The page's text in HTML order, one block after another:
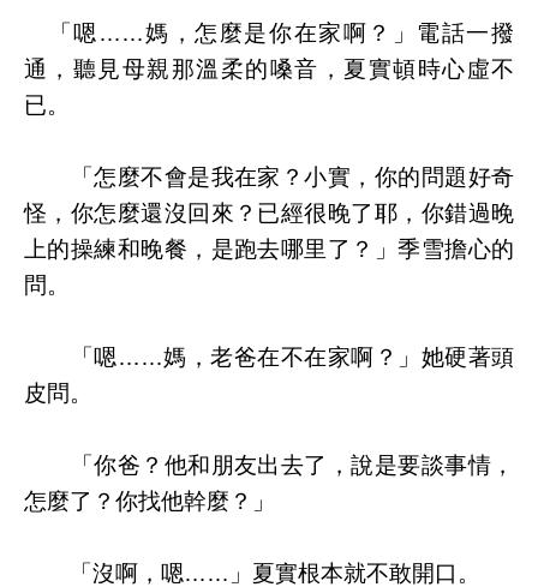
「嗯……媽，怎麼是你在家啊？」電話一撥
通，聽見母親那溫柔的嗓音，夏實頓時心虛不
已。
「怎麼不會是我在家？小實，你的問題好奇
怪，你怎麼還沒回來？已經很晚了耶，你錯過晚
上的操練和晚餐，是跑去哪里了？」季雪擔心的
問。
「嗯……媽，老爸在不在家啊？」她硬著頭
皮問。
「你爸？他和朋友出去了，說是要談事情，
怎麼了？你找他幹麼？」
「沒啊，嗯……」夏實根本就不敢開口。